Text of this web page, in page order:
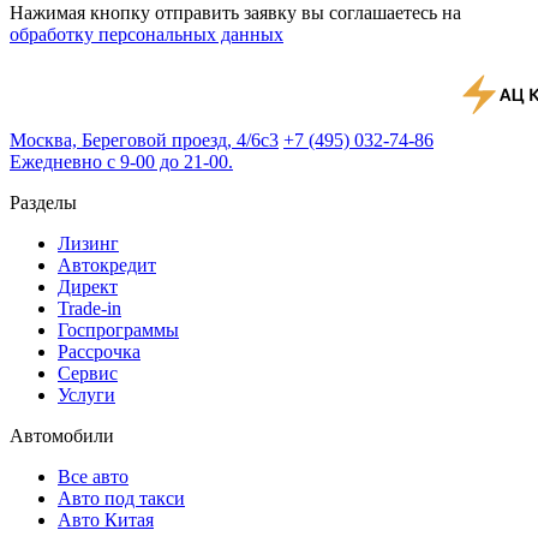
Нажимая кнопку отправить заявку вы соглашаетесь на
обработку персональных данных
Москва, Береговой проезд, 4/6с3 +7 (495) 032-74-86
Ежедневно с 9-00 до 21-00.
Разделы
Лизинг
Автокредит
Директ
Trade-in
Госпрограммы
Рассрочка
Сервис
Услуги
Автомобили
Все авто
Авто под такси
Авто Китая